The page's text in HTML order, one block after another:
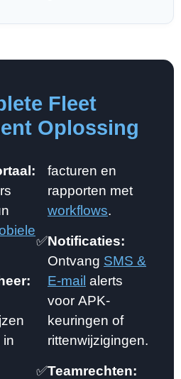
Fleet
Oplossing
in
facturen en
rapporten met
workflows.
✅Notificaties:
Ontvang SMS &
E-mail alerts
voor APK-
keuringen of
rittenwijzigingen.
✅Teamrechten: